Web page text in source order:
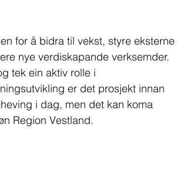
for å bidra til vekst, styre eksterne
nye verdiskapande verksemder.
tek ein aktiv rolle i
er det prosjekt innan
i dag, men det kan koma
Region Vestland.